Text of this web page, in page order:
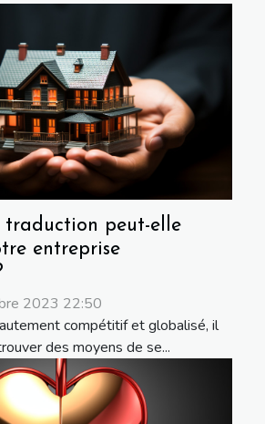
traduction peut-elle
entreprise
2023 22:50
compétitif et globalisé, il
des moyens de se...